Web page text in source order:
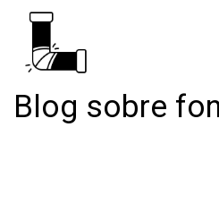
Blog sobre